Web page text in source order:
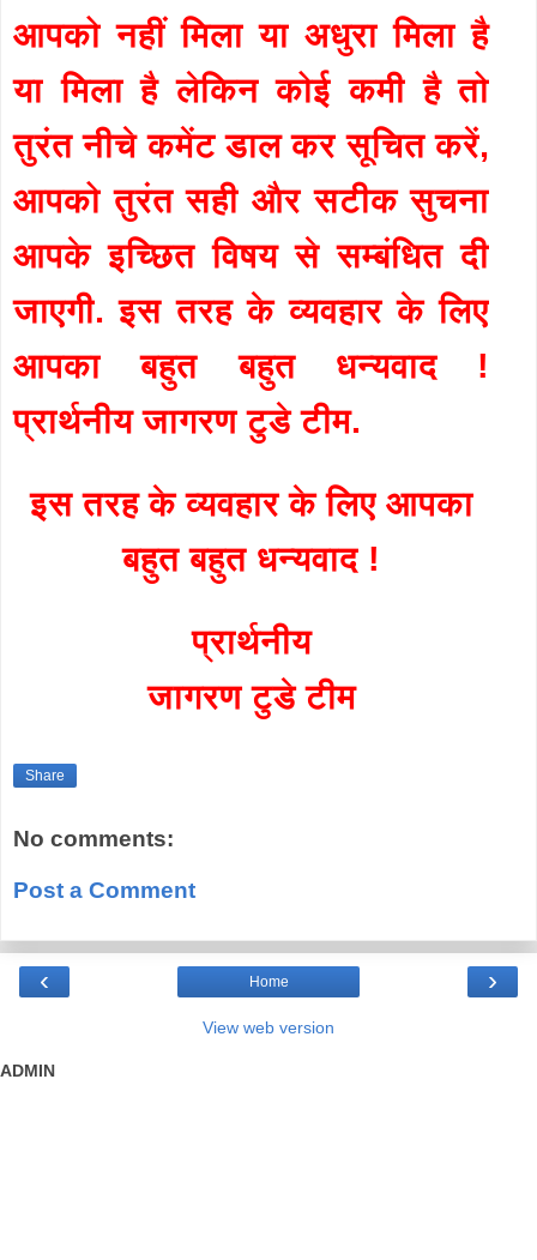
आपको नहीं मिला या अधुरा मिला है
या मिला है लेकिन कोई कमी है तो
तुरंत नीचे कमेंट डाल कर सूचित करें,
आपको तुरंत सही और सटीक सुचना
आपके इच्छित विषय से सम्बंधित दी
जाएगी. इस तरह के व्यवहार के लिए
आपका बहुत बहुत धन्यवाद !
प्रार्थनीय जागरण टुडे टीम.
इस तरह के व्यवहार के लिए आपका
बहुत बहुत धन्यवाद !
प्रार्थनीय
जागरण टुडे टीम
Share
No comments:
Post a Comment
‹ ›
Home
View web version
ADMIN